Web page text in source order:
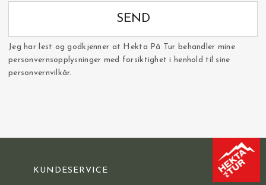
SEND
Jeg har lest og godkjenner at Hekta På Tur behandler mine
personvernsopplysninger med forsiktighet i henhold til sine
personvernvilkår.
KUNDESERVICE